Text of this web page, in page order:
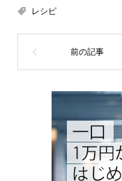
レシピ